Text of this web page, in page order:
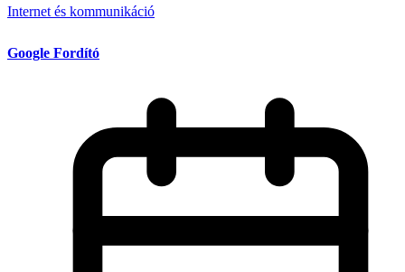
Internet és kommunikáció
Google Fordító